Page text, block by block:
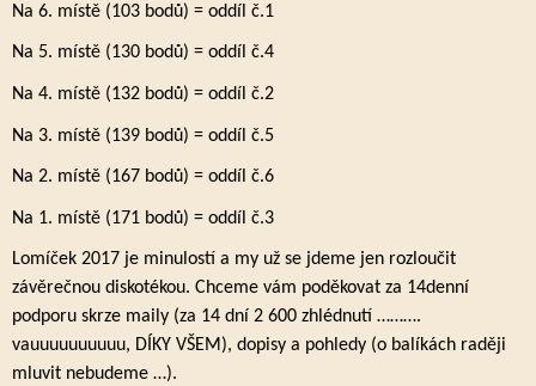
Na 6. místě (103 bodů) = oddíl č.1
Na 5. místě (130 bodů) = oddíl č.4
Na 4. místě (132 bodů) = oddíl č.2
Na 3. místě (139 bodů) = oddíl č.5
Na 2. místě (167 bodů) = oddíl č.6
Na 1. místě (171 bodů) = oddíl č.3
Lomíček 2017 je minulostí a my už se jdeme jen rozloučit
závěrečnou diskotékou. Chceme vám poděkovat za 14denní
podporu skrze maily (za 14 dní 2 600 zhlédnutí ……….
vauuuuuuuuuu, DÍKY VŠEM), dopisy a pohledy (o balíkách raději
mluvit nebudeme …).